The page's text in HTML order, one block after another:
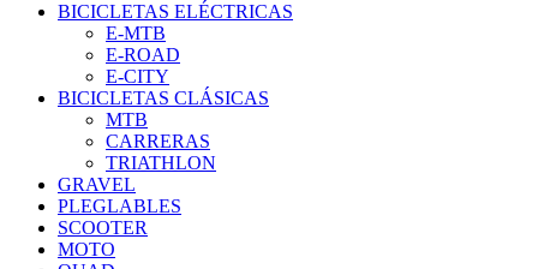
BICICLETAS ELÉCTRICAS
E-MTB
E-ROAD
E-CITY
BICICLETAS CLÁSICAS
MTB
CARRERAS
TRIATHLON
GRAVEL
PLEGLABLES
SCOOTER
MOTO